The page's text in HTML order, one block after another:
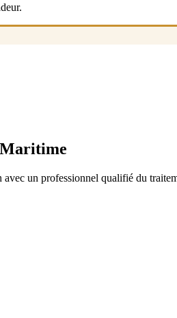
un professionnel qualifié du